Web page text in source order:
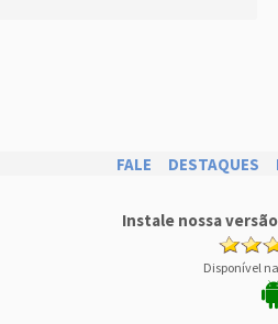
FALE DESTAQUES
Instale nossa
Disponível